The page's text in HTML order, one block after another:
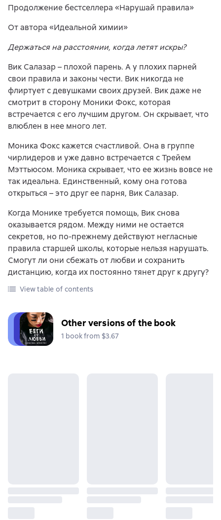
Продолжение бестселлера «Нарушай правила»
От автора «Идеальной химии»
Держаться на расстоянии, когда летят искры?
Вик Салазар – плохой парень. А у плохих парней
свои правила и законы чести. Вик никогда не
флиртует с девушками своих друзей. Вик даже не
смотрит в сторону Моники Фокс, которая
встречается с его лучшим другом. Он скрывает, что
влюблен в нее много лет.
Моника Фокс кажется счастливой. Она в группе
чирлидеров и уже давно встречается с Трейем
Мэттьюсом. Моника скрывает, что ее жизнь вовсе не
так идеальна. Единственный, кому она готова
открыться – это друг ее парня, Вик Салазар.
Когда Монике требуется помощь, Вик снова
оказывается рядом. Между ними не остается
секретов, но по-прежнему действуют негласные
правила старшей школы, которые нельзя нарушать.
Смогут ли они сбежать от любви и сохранить
дистанцию, когда их постоянно тянет друг к другу?
View table of contents
Other versions of the book
1 book from $3.67